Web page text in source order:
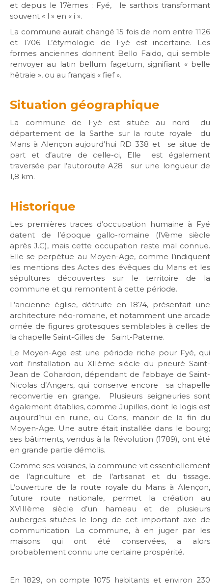
et depuis le 17èmes : Fyé, le sarthois transformant
souvent « l » en « i ».
La commune aurait changé 15 fois de nom entre 1126
et 1706. L’étymologie de Fyé est incertaine. Les
formes anciennes donnent Bello Faido, qui semble
renvoyer au latin bellum fagetum, signifiant « belle
hêtraie », ou au français « fief ».
Situation géographique
La commune de Fyé est située au nord du
département de la Sarthe sur la route royale du
Mans à Alençon aujourd’hui RD 338 et se situe de
part et d’autre de celle-ci, Elle est également
traversée par l’autoroute A28 sur une longueur de
1,8 km.
Historique
Les premières traces d’occupation humaine à Fyé
datent de l’époque gallo-romaine (IVème siècle
après J.C), mais cette occupation reste mal connue.
Elle se perpétue au Moyen-Age, comme l’indiquent
les mentions des Actes des évêques du Mans et les
sépultures découvertes sur le territoire de la
commune et qui remontent à cette période.
L’ancienne église, détruite en 1874, présentait une
architecture néo-romane, et notamment une arcade
ornée de figures grotesques semblables à celles de
la chapelle Saint-Gilles de Saint-Paterne.
Le Moyen-Age est une période riche pour Fyé, qui
voit l’installation au XIIème siècle du prieuré Saint-
Jean de Cohardon, dépendant de l’abbaye de Saint-
Nicolas d’Angers, qui conserve encore sa chapelle
reconvertie en grange. Plusieurs seigneuries sont
également établies, comme Jupilles, dont le logis est
aujourd’hui en ruine, ou Cons, manoir de la fin du
Moyen-Age. Une autre était installée dans le bourg;
ses bâtiments, vendus à la Révolution (1789), ont été
en grande partie démolis.
Comme ses voisines, la commune vit essentiellement
de l’agriculture et de l’artisanat et du tissage.
L’ouverture de la route royale du Mans à Alençon,
future route nationale, permet la création au
XVIIIème siècle d’un hameau et de plusieurs
auberges situées le long de cet important axe de
communication. La commune, à en juger par les
maisons qui ont été conservées, a alors
probablement connu une certaine prospérité.
En 1829, on compte 1075 habitants et environ 230